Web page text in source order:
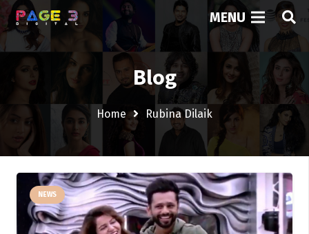
MENU
Blog
Home Rubina Dilaik
NEWS